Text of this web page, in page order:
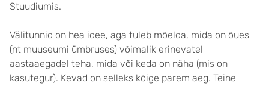
Stuudiumis.
Välitunnid on hea idee, aga tuleb mõelda, mida on õues
(nt muuseumi ümbruses) võimalik erinevatel
aastaaegadel teha, mida või keda on näha (mis on
kasutegur). Kevad on selleks kõige parem aeg. Teine